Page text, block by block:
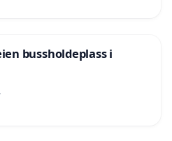
bussholdeplass i